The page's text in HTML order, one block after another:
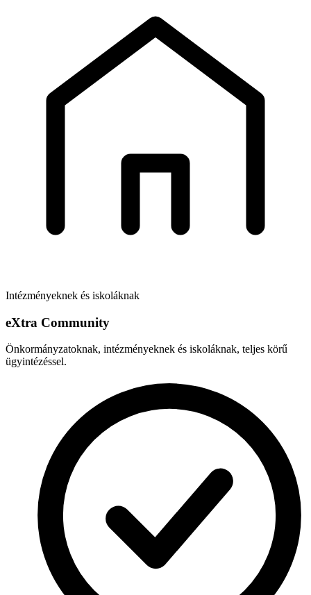
Intézményeknek és iskoláknak
eXtra Community
Önkormányzatoknak, intézményeknek és iskoláknak, teljes körű
ügyintézéssel.